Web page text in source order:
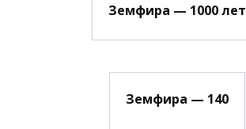
Земфира — 1000 лет
Земфира — 140